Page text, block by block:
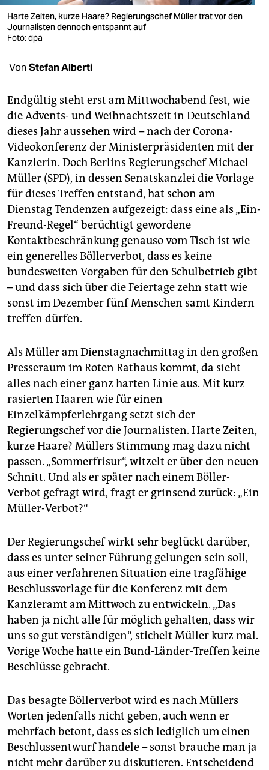
veranstaltungen
shop
fragen & hilfe
abo
genossenschaft
epaper login
Harte Zeiten, kurze Haare? Regierungschef Müller trat vor den
Journalisten dennoch entspannt auf
Foto: dpa
Von Stefan Alberti
Endgültig steht erst am Mittwochabend fest, wie
die Advents- und Weihnachtszeit in Deutschland
dieses Jahr aussehen wird – nach der Corona-
Videokonferenz der Ministerpräsidenten mit der
Kanzlerin. Doch Berlins Regierungschef Michael
Müller (SPD), in dessen Senatskanzlei die Vorlage
für dieses Treffen entstand, hat schon am
Dienstag Tendenzen aufgezeigt: dass eine als „Ein-
Freund-Regel“ berüchtigt gewordene
Kontaktbeschränkung genauso vom Tisch ist wie
ein generelles Böllerverbot, dass es keine
bundesweiten Vorgaben für den Schulbetrieb gibt
– und dass sich über die Feiertage zehn statt wie
sonst im Dezember fünf Menschen samt Kindern
treffen dürfen.
Als Müller am Dienstagnachmittag in den großen
Presseraum im Roten Rathaus kommt, da sieht
alles nach einer ganz harten Linie aus. Mit kurz
rasierten Haaren wie für einen
Einzelkämpferlehrgang setzt sich der
Regierungschef vor die Journalisten. Harte Zeiten,
kurze Haare? Müllers Stimmung mag dazu nicht
passen. „Sommerfrisur“, witzelt er über den neuen
Schnitt. Und als er später nach einem Böller-
Verbot gefragt wird, fragt er grinsend zurück: „Ein
Müller-Verbot?“
Der Regierungschef wirkt sehr beglückt darüber,
dass es unter seiner Führung gelungen sein soll,
aus einer verfahrenen Situation eine tragfähige
Beschlussvorlage für die Konferenz mit dem
Kanzleramt am Mittwoch zu entwickeln. „Das
haben ja nicht alle für möglich gehalten, dass wir
uns so gut verständigen“, stichelt Müller kurz mal.
Vorige Woche hatte ein Bund-Länder-Treffen keine
Beschlüsse gebracht.
Das besagte Böllerverbot wird es nach Müllers
Worten jedenfalls nicht geben, auch wenn er
mehrfach betont, dass es sich lediglich um einen
Beschlussentwurf handele – sonst brauche man ja
nicht mehr darüber zu diskutieren. Entscheidend